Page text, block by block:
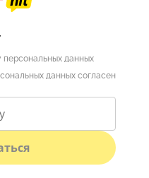
персональных данных
данных согласен